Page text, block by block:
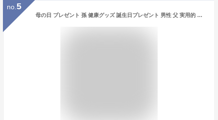
no. 5
母の日 プレゼント 孫 健康グッズ 誕生日プレゼント 男性 父 実用的 まごの手 癒しグッズ 名入れ ギフト 贈り物 名前入り 【 木製 孫の手 】 誕生日 70代 おじいちゃん おばあちゃん 祖父 祖母 祖父母 両親 還暦祝い 古希 お祝い 女性 喜寿 傘寿 祝い 記念品 まごのて